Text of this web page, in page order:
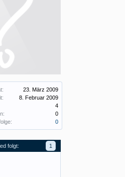
23. März 2009
8. Februar 2009
4
0
0
folgt: 1